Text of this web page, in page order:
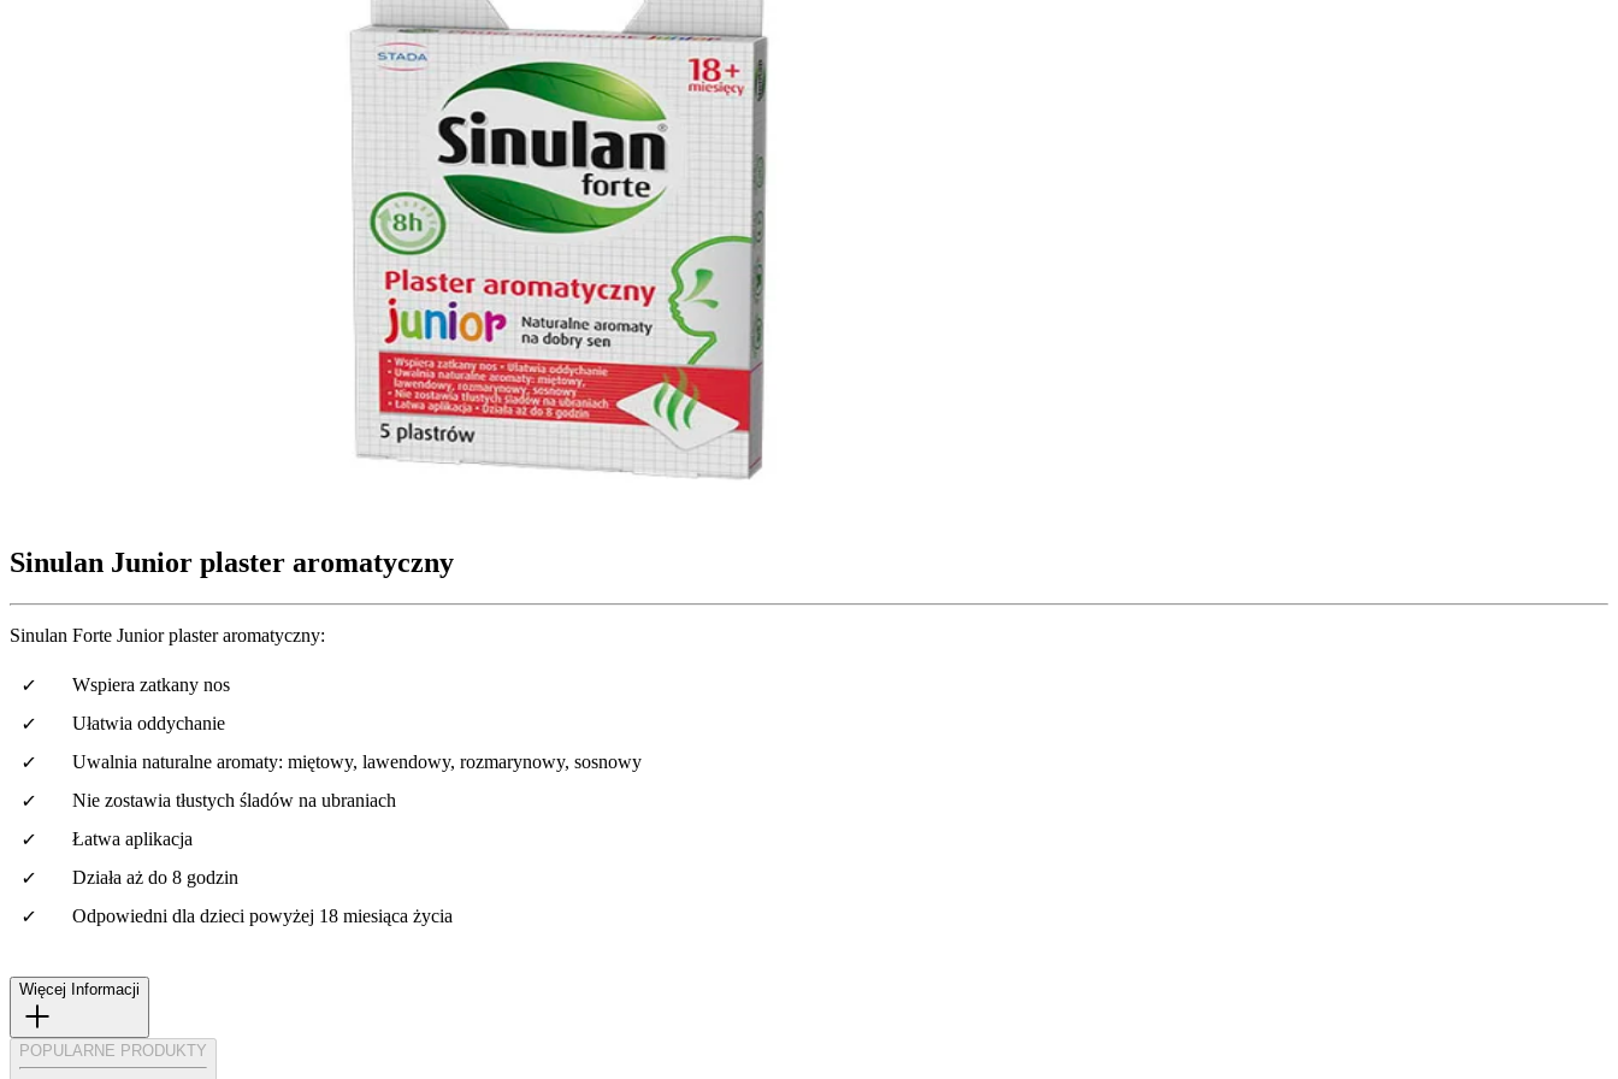
Sinulan Junior plaster aromatyczny
Sinulan Forte Junior plaster aromatyczny:
Wspiera zatkany nos
Ułatwia oddychanie
Uwalnia naturalne aromaty: miętowy, lawendowy, rozmarynowy, sosnowy
Nie zostawia tłustych śladów na ubraniach
Łatwa aplikacja
Działa aż do 8 godzin
Odpowiedni dla dzieci powyżej 18 miesiąca życia
Więcej Informacji
POPULARNE PRODUKTY